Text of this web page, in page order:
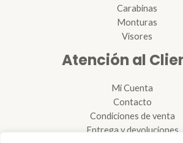
Carabinas
Monturas
Visores
Atención al
Mi Cuenta
Contacto
Condiciones de venta
Entrega y devoluciones